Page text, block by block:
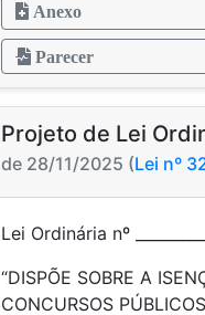
Anexo
Parecer
Projeto de Lei
de 28/11/2025 (Lei nº
Lei Ordinária nº
“DISPÕE SOBRE A
CONCURSOS